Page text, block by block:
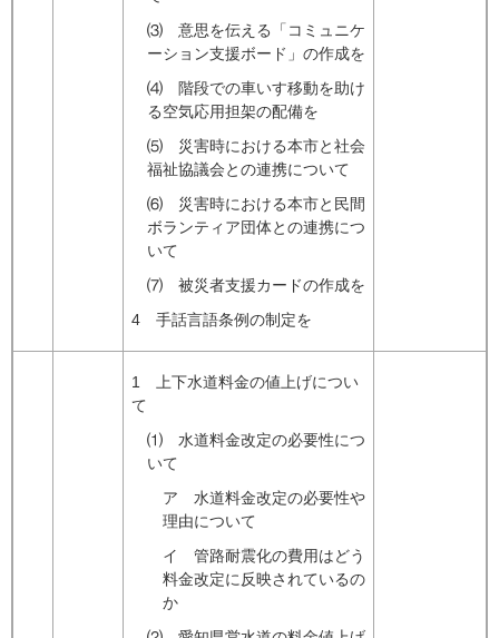
⑶ 意思を伝える「コミュニケ
ーション支援ボード」の作成を
⑷ 階段での車いす移動を助け
る空気応用担架の配備を
⑸ 災害時における本市と社会
福祉協議会との連携について
⑹ 災害時における本市と民間
ボランティア団体との連携につ
いて
⑺ 被災者支援カードの作成を
4 手話言語条例の制定を
1 上下水道料金の値上げについ
て
⑴ 水道料金改定の必要性につ
いて
ア 水道料金改定の必要性や
理由について
イ 管路耐震化の費用はどう
料金改定に反映されているの
か